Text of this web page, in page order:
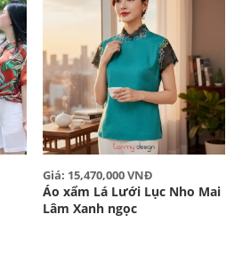
Giá: 15,470,000 VNĐ
Áo xẩm Lá Lưới Lục Nho Mai
Lâm Xanh ngọc